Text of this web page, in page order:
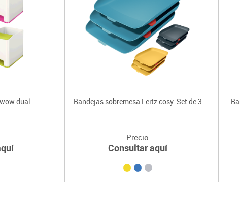
dual Bandejas sobremesa Leitz cosy. Set de 3
Precio
Consultar aquí